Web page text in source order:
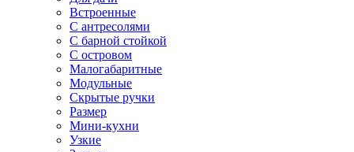
Встроенные
С антресолями
С барной стойкой
С островом
Малогабаритные
Модульные
Скрытые ручки
Размер
Мини-кухни
Узкие